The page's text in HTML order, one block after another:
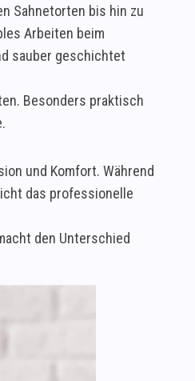
Sahnetorten bis hin zu
Arbeiten beim
sauber geschichtet
Besonders praktisch
und Komfort. Während
das professionelle
den Unterschied